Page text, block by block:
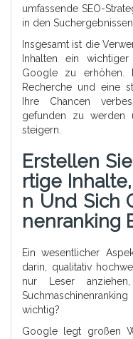
umfassende SEO-
in den
Insgesamt ist die
Inhalten ein
Google zu erhöhen.
Recherche und eine
Ihre Chancen
gefunden zu werden
steigern.
Erstellen
Rtige
N Und Sich
Nenranking
Ein wesentlicher
darin, qualitativ
nur Leser
wichtig?
Google legt großen